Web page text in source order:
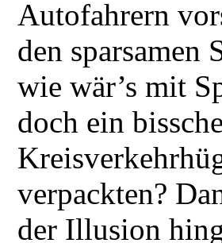
Autofahrern
den sparsamen
wie wär’s mit
doch ein
verpackten?
der Illusion